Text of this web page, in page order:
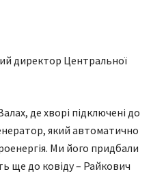
директор Центральної
де хворі підключені до
який автоматично
Ми його придбали
ще до ковіду – Райкович